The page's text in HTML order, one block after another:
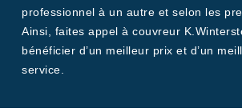
professionnel à un autre et selon les
Ainsi, faites appel à couvreur
bénéficier d’un meilleur prix et d’un
service.